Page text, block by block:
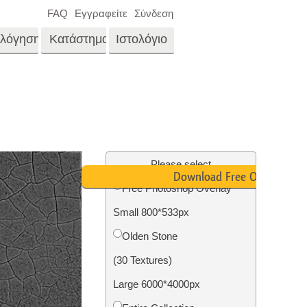
φωτογραφιών ακίνητης
περιουσίας
Αποκατάσταση
φωτογραφιών
Κατάστημα
Επαγγελματικές
επικαλύψεις βίντεο
Ιστολόγιο
FAQ Εγγραφείτε Σύνδεση
Please select
Free Photoshop Overlay
Small 800*533px
Olden Stone
(30 Textures)
Large 6000*4000px
Download Free Overlay